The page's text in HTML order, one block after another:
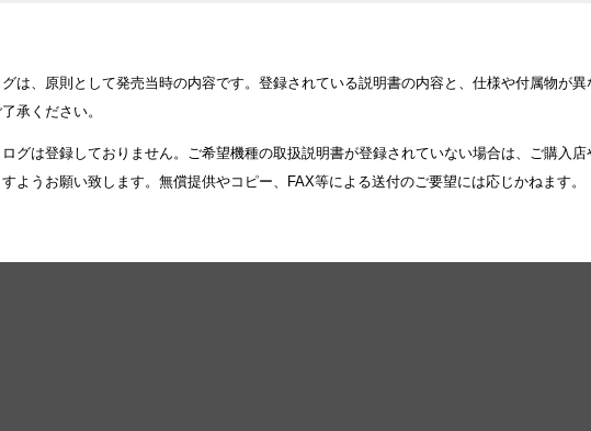
は、原則として発売当時の内容です。登録されている説明書の内容と、仕様や付属物が
承ください。
グは登録しておりません。ご希望機種の取扱説明書が登録されていない場合は、ご購入
ようお願い致します。無償提供やコピー、FAX等による送付のご要望には応じかねます。